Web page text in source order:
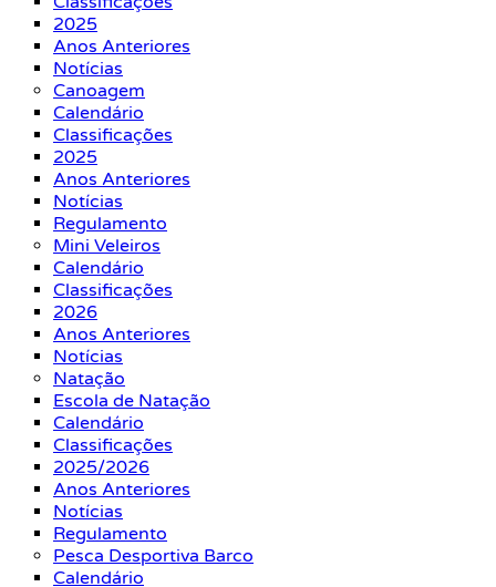
2025
Anos Anteriores
Notícias
Canoagem
Calendário
Classificações
2025
Anos Anteriores
Notícias
Regulamento
Mini Veleiros
Calendário
Classificações
2026
Anos Anteriores
Notícias
Natação
Escola de Natação
Calendário
Classificações
2025/2026
Anos Anteriores
Notícias
Regulamento
Pesca Desportiva Barco
Calendário